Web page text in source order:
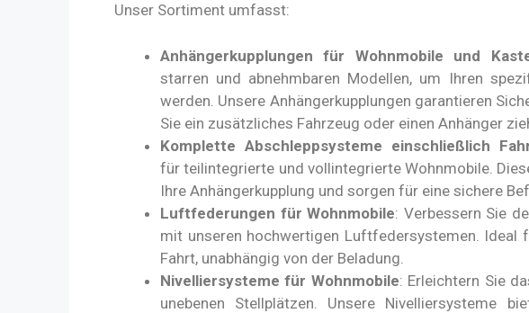
Unser Sortiment umfasst:
Anhängerkupplungen für Wohnmobile und
starren und abnehmbaren Modellen, um Ihren
werden. Unsere Anhängerkupplungen garantieren
Sie ein zusätzliches Fahrzeug oder einen Anhänger
Komplette Abschleppsysteme einschließlich
für teilintegrierte und vollintegrierte Wohnmobile.
Ihre Anhängerkupplung und sorgen für eine sichere
Luftfederungen für Wohnmobile: Verbessern Sie
mit unseren hochwertigen Luftfedersystemen. Ideal
Fahrt, unabhängig von der Beladung.
Nivelliersysteme für Wohnmobile: Erleichtern Sie
unebenen Stellplätzen. Unsere Nivelliersysteme